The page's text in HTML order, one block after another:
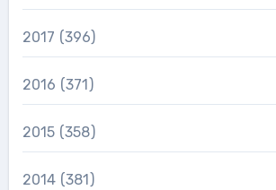
2017 (396)
2016 (371)
2015 (358)
2014 (381)